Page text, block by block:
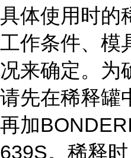
具体使用时的
工作条件、模
况来确定。为
请先在稀释罐
再加
639S。稀释